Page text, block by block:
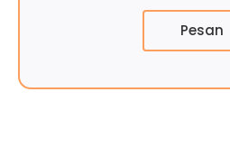
Pesan